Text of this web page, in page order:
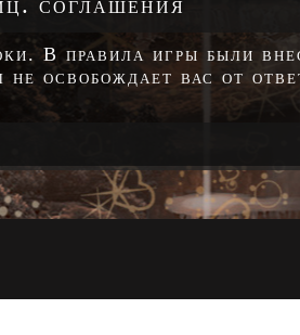
В правила игры были
не освобождает вас от